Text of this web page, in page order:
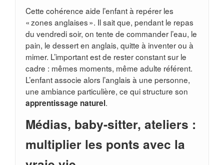
Cette cohérence aide l’enfant à repérer les
« zones anglaises ». Il sait que, pendant le repas
du vendredi soir, on tente de commander l’eau, le
pain, le dessert en anglais, quitte à inventer ou à
mimer. L’important est de rester constant sur le
cadre : mêmes moments, même adulte référent.
L’enfant associe alors l’anglais à une personne,
une ambiance particulière, ce qui structure son
apprentissage naturel.
Médias, baby-sitter, ateliers :
multiplier les ponts avec la